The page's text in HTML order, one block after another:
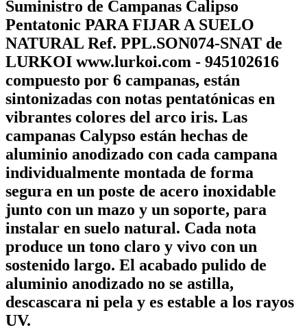
Suministro de Campanas Calipso
Pentatonic PARA FIJAR A SUELO
NATURAL Ref. PPL.SON074-SNAT de
LURKOI www.lurkoi.com - 945102616
compuesto por 6 campanas, están
sintonizadas con notas pentatónicas en
vibrantes colores del arco iris. Las
campanas Calypso están hechas de
aluminio anodizado con cada campana
individualmente montada de forma
segura en un poste de acero inoxidable
junto con un mazo y un soporte, para
instalar en suelo natural. Cada nota
produce un tono claro y vivo con un
sostenido largo. El acabado pulido de
aluminio anodizado no se astilla,
descascara ni pela y es estable a los rayos
UV.